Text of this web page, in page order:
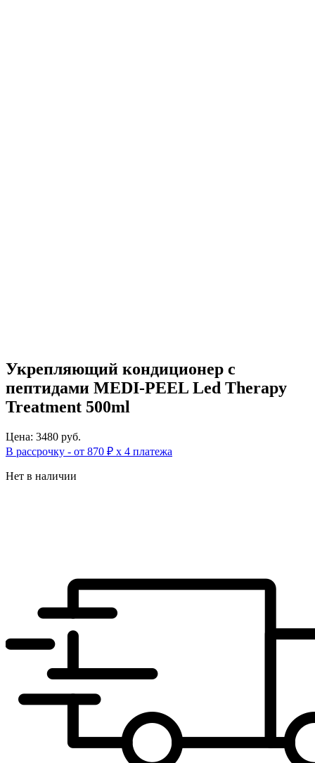
Укрепляющий кондиционер с
пептидами MEDI-PEEL Led Therapy
Treatment 500ml
Цена: 3480 руб.
В рассрочку - от 870 ₽ х 4 платежа
Нет в наличии